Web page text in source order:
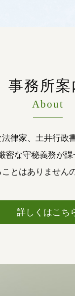
事務所案
About
律家、土井行政
密な守秘義務が課
とはありません
詳しくはこち